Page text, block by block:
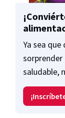
Ya sea
saludable,